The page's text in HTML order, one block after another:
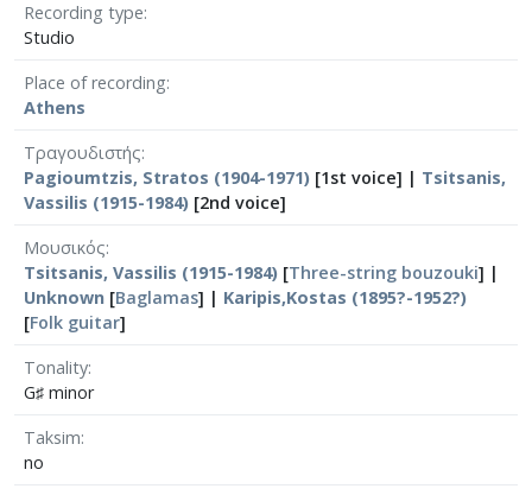
Recording type
Studio
Place of recording
Athens
Τραγουδιστής
Pagioumtzis, Stratos (1904-1971) [1st voice] | Tsitsanis,
Vassilis (1915-1984) [2nd voice]
Μουσικός
Tsitsanis, Vassilis (1915-1984) [Three-string bouzouki] |
Unknown [Baglamas] | Karipis,Kostas (1895?-1952?)
[Folk guitar]
Tonality
G♯ minor
Taksim
no